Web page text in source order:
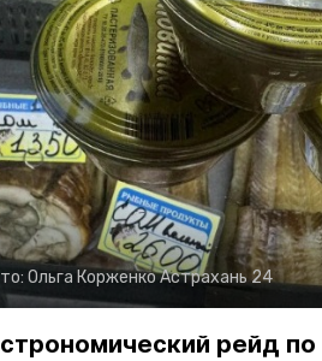
Ольга КорженкоАстрахань 24
рейд